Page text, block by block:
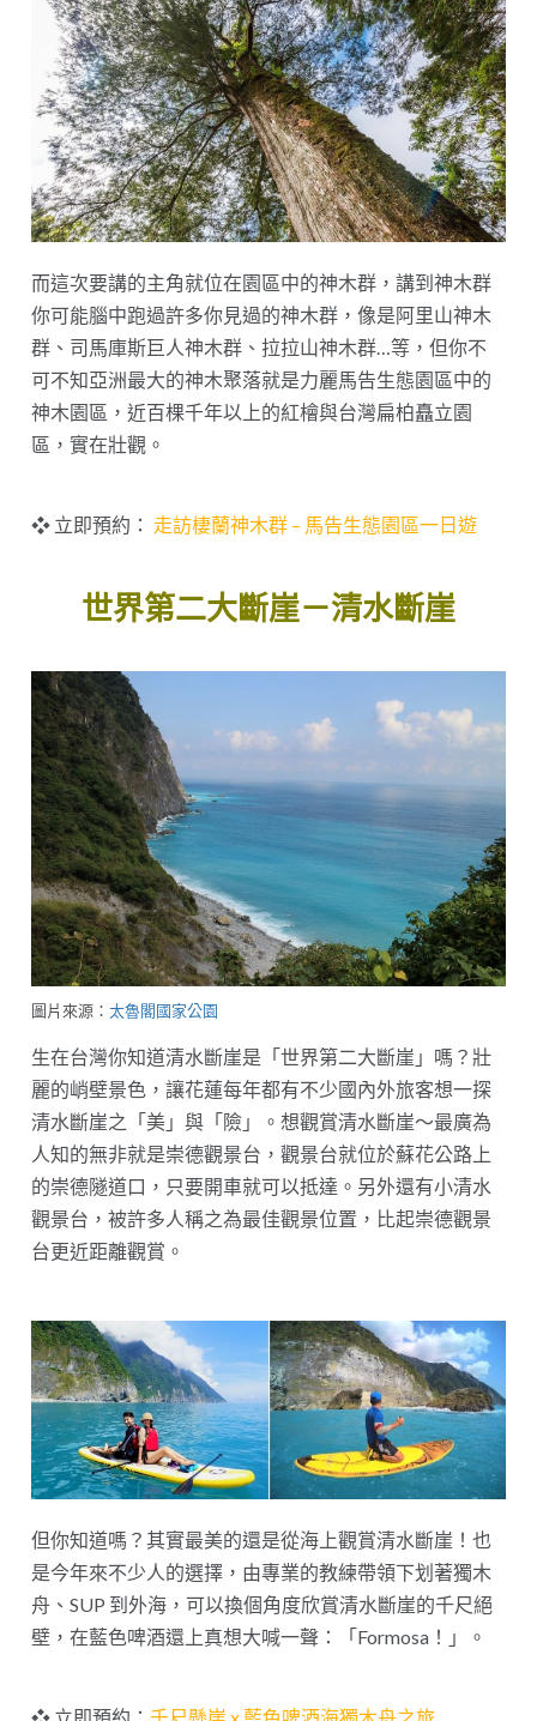
而這次要講的主角就位在園區中的神木群，講到神木群
你可能腦中跑過許多你見過的神木群，像是阿里山神木
群、司馬庫斯巨人神木群、拉拉山神木群…等，但你不
可不知亞洲最大的神木聚落就是力麗馬告生態園區中的
神木園區，近百棵千年以上的紅檜與台灣扁柏矗立園
區，實在壯觀。
❖ 立即預約： 走訪棲蘭神木群 – 馬告生態園區一日遊
世界第二大斷崖－清水斷崖
圖片來源：太魯閣國家公園
生在台灣你知道清水斷崖是「世界第二大斷崖」嗎？壯
麗的峭壁景色，讓花蓮每年都有不少國內外旅客想一探
清水斷崖之「美」與「險」。想觀賞清水斷崖～最廣為
人知的無非就是崇德觀景台，觀景台就位於蘇花公路上
的崇德隧道口，只要開車就可以抵達。另外還有小清水
觀景台，被許多人稱之為最佳觀景位置，比起崇德觀景
台更近距離觀賞。
但你知道嗎？其實最美的還是從海上觀賞清水斷崖！也
是今年來不少人的選擇，由專業的教練帶領下划著獨木
舟、SUP 到外海，可以換個角度欣賞清水斷崖的千尺絕
壁，在藍色啤酒還上真想大喊一聲：「Formosa！」。
❖ 立即預約：千尺懸崖 x 藍色啤酒海獨木舟之旅